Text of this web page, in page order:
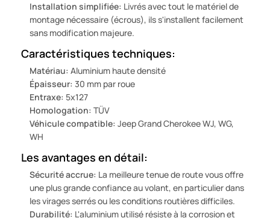
Installation simplifiée: Livrés avec tout le matériel de
montage nécessaire (écrous), ils s'installent facilement
sans modification majeure.
Caractéristiques techniques:
Matériau: Aluminium haute densité
Épaisseur: 30 mm par roue
Entraxe: 5x127
Homologation: TÜV
Véhicule compatible: Jeep Grand Cherokee WJ, WG,
WH
Les avantages en détail:
Sécurité accrue: La meilleure tenue de route vous offre
une plus grande confiance au volant, en particulier dans
les virages serrés ou les conditions routières difficiles.
Durabilité: L'aluminium utilisé résiste à la corrosion et